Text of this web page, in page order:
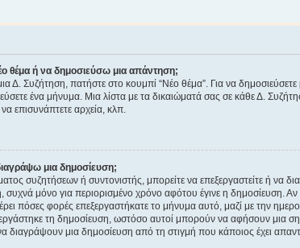
θέμα ή να δημοσιεύσω μια απάντηση;
Δ. Συζήτηση, πατήστε στο κουμπί “Νέο θέμα”. Για να
ένα μήνυμα. Μια λίστα με τα δικαιώματά σας σε κάθε Δ.
επισυνάπτετε αρχεία, κλπ.
μια δημοσίευση;
συζητήσεων ή συντονιστής, μπορείτε να επεξεργαστείτε ή
συχνά μόνο για περιορισμένο χρόνο αφότου έγινε η δημοσίευση.
πόσες φορές επεξεργαστήκατε το μήνυμα αυτό, μαζί με την
τη δημοσίευση, ωστόσο αυτοί μπορούν να αφήσουν μια
διαγράψουν μια δημοσίευση από τη στιγμή που κάποιος έχει